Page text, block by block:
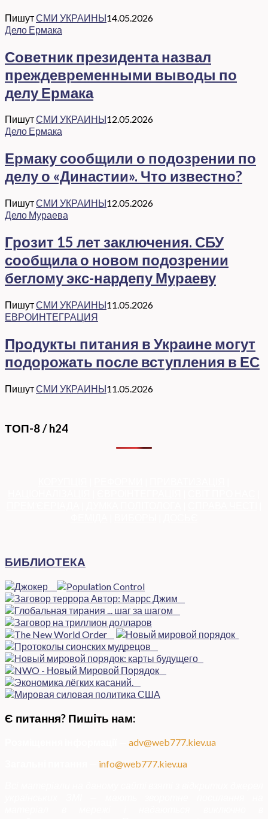
ПишутСМИ УКРАИНЫ14.05.2026
Дело Ермака
Советник президента назвал
преждевременными выводы по
делу Ермака
ПишутСМИ УКРАИНЫ12.05.2026
Дело Ермака
Ермаку сообщили о подозрении по
делу о «Династии». Что известно?
ПишутСМИ УКРАИНЫ12.05.2026
Дело Мураева
Грозит 15 лет заключения. СБУ
сообщила о новом подозрении
беглому экс-нардепу Мураеву
ПишутСМИ УКРАИНЫ11.05.2026
ЕВРОИНТЕГРАЦИЯ
Продукты питания в Украине могут
подорожать после вступления в ЕС
ПишутСМИ УКРАИНЫ11.05.2026
ТОП-8 / h24
БИБЛИОТЕКА
Є питання? Пишіть нам:
adv@web777.kiev.ua
info@web777.kiev.ua